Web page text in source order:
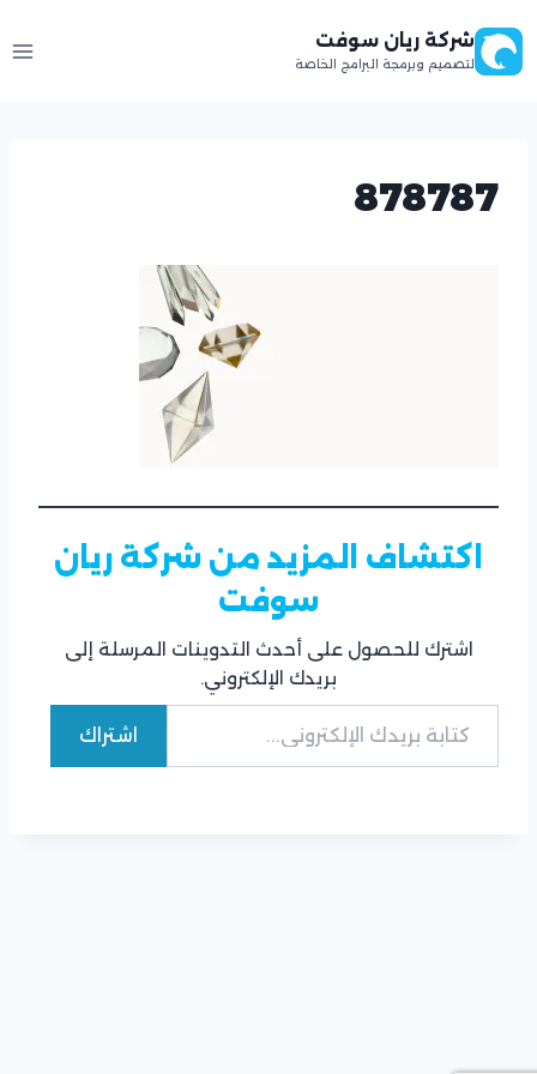
إلى
المحتوى
شركة ريان سوفت
لتصميم وبرمجة البرامج الخاصة
878787
اكتشاف المزيد من شركة ريان
سوفت
اشترك للحصول على أحدث التدوينات المرسلة إلى
بريدك الإلكتروني.
كتابة بريدك الإلكتروني...
اشتراك